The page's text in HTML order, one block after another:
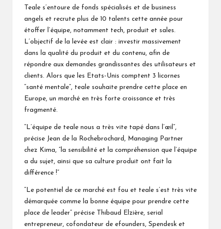
Teale s’entoure de fonds spécialisés et de business
angels et recrute plus de 10 talents cette année pour
étoffer l’équipe, notamment tech, produit et sales.
L’objectif de la levée est clair : investir massivement
dans la qualité du produit et du contenu, afin de
répondre aux demandes grandissantes des utilisateurs et
clients. Alors que les Etats-Unis comptent 3 licornes
“santé mentale”, teale souhaite prendre cette place en
Europe, un marché en très forte croissance et très
fragmenté.
“L’équipe de teale nous a très vite tapé dans l’œil”,
précise Jean de la Rochebrochard, Managing Partner
chez Kima, ”la sensibilité et la compréhension que l’équipe
a du sujet, ainsi que sa culture produit ont fait la
différence !”
“Le potentiel de ce marché est fou et teale s’est très vite
démarquée comme la bonne équipe pour prendre cette
place de leader” précise Thibaud Elzière, serial
entrepreneur, cofondateur de efounders, Spendesk et